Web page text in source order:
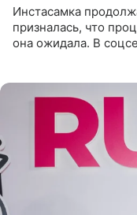
Инстасамка
призналась, что
она ожидала. В